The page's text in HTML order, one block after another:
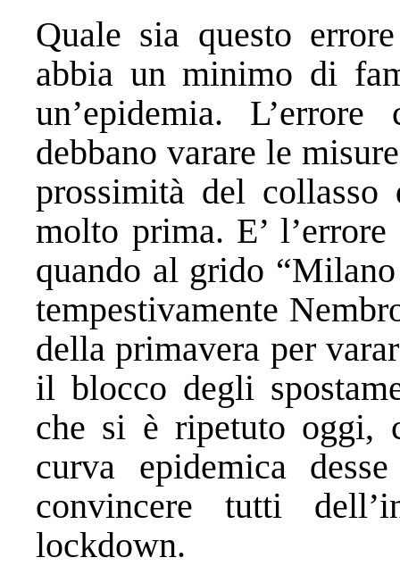
Quale sia questo
abbia un minimo di
un’epidemia.
debbano varare le
prossimità del collasso
molto prima. E’
quando al grido
tempestivamente
della primavera per
il blocco degli
che si è ripetuto oggi,
curva epidemica
convincere tutti
lockdown.